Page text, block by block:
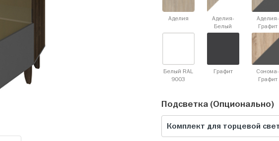
Аделия
Аделия-
Белый
Аделия-
Графит
Белый RAL
9003
Графит
Сонома-
Графит
Подсветка (Опционально)